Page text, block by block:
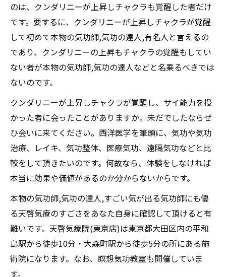
のは、クンダリニーが上昇しチャクラも覚醒した者だけ
です。要するに、クンダリニーが上昇しチャクラが覚醒
して初めて本物の気功師,気功の達人,有名人と言えるの
であり、クンダリニーの上昇もチャクラの覚醒もしてい
ない者が本物の気功師,気功の達人などと名乗るべきでは
ないのです。
クンダリニーが上昇しチャクラが覚醒し、サイ能力を授
かった者に会ったことがありますか。未だでしたならぜ
ひ会いに来てください。西洋医学を筆頭に、気功や気功
治療、レイキ、気功整体、医療気功、遠隔気功などと比
較をして頂きたいのです。何故なら、体験をしなければ
本当に効果や価値があるのか分からないからです。
本物の気功師,気功の達人,すごい気が出る気功師にも優
る天啓気療のすごさをあなた自身に確認して頂けると有
難いです。天啓気療院(東京店)は東京都大田区内の平和
島駅から徒歩10分・大森町駅から徒歩5分の所にある施
術院になります。なお、瞑想気功教室も開催していま
す。